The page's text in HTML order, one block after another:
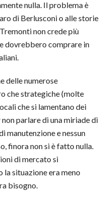
nulla. Il problema è
di Berlusconi o alle storie
non crede più
dovrebbero comprare in
delle numerose
che strategiche (molte
che si lamentano dei
parlare di una miriade di
manutenzione e nessun
finora non si è fatto nulla.
di mercato si
situazione era meno
bisogno.